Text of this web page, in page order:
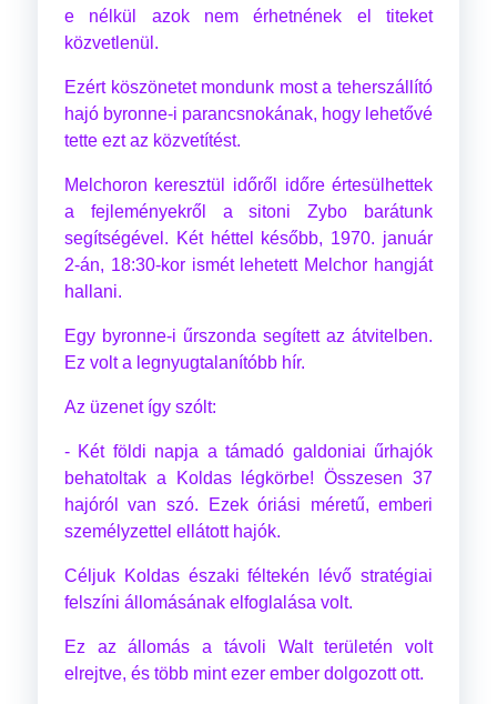
e nélkül azok nem érhetnének el titeket
közvetlenül.
Ezért köszönetet mondunk most a teherszállító
hajó byronne-i parancsnokának, hogy lehetővé
tette ezt az közvetítést.
Melchoron keresztül időről időre értesülhettek
a fejleményekről a sitoni Zybo barátunk
segítségével. Két héttel később, 1970. január
2-án, 18:30-kor ismét lehetett Melchor hangját
hallani.
Egy byronne-i űrszonda segített az átvitelben.
Ez volt a legnyugtalanítóbb hír.
Az üzenet így szólt:
- Két földi napja a támadó galdoniai űrhajók
behatoltak a Koldas légkörbe! Összesen 37
hajóról van szó. Ezek óriási méretű, emberi
személyzettel ellátott hajók.
Céljuk Koldas északi féltekén lévő stratégiai
felszíni állomásának elfoglalása volt.
Ez az állomás a távoli Walt területén volt
elrejtve, és több mint ezer ember dolgozott ott.